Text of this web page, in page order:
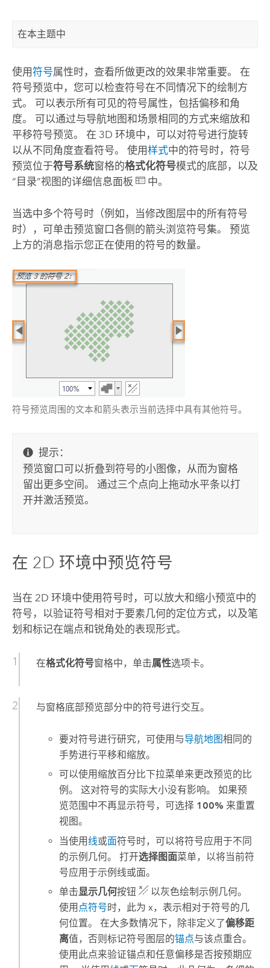
在本主题中
使用符号属性时，查看所做更改的效果非常重要。 在
符号预览中，您可以检查符号在不同情况下的绘制方
式。 可以表示所有可见的符号属性，包括偏移和角
度。 可以通过与导航地图和场景相同的方式来缩放和
平移符号预览。 在 3D 环境中，可以对符号进行旋转
以从不同角度查看符号。 使用样式中的符号时，符号
预览位于符号系统窗格的格式化符号模式的底部，以及
“目录”视图的详细信息面板
中。
当选中多个符号时（例如，当修改图层中的所有符号
时），可单击预览窗口各侧的箭头浏览符号集。 预览
上方的消息指示您正在使用的符号的数量。
符号预览周围的文本和箭头表示当前选择中具有其他符号。
提示：
预览窗口可以折叠到符号的小图像，从而为窗格
留出更多空间。 通过三个点向上拖动水平条以打
开并激活预览。
在 2D 环境中预览符号
当在 2D 环境中使用符号时，可以放大和缩小预览中的
符号，以验证符号相对于要素几何的定位方式，以及笔
划和标记在端点和锐角处的表现形式。
在格式化符号窗格中，单击属性选项卡。
与窗格底部预览部分中的符号进行交互。
要对符号进行研究，可使用与导航地图相同的
手势进行平移和缩放。
可以使用缩放百分比下拉菜单来更改预览的比
例。 这对符号的实际大小没有影响。 如果预
览范围中不再显示符号，可选择 100% 来重置
视图。
当使用线或面符号时，可以将符号应用于不同
的示例几何。 打开选择图面菜单，以将当前符
号应用于示例线或面。
单击显示几何按钮
以灰色绘制示例几何。
使用 点符号时，此为 x，表示相对于符号的几
何位置。 在大多数情况下，除非定义了偏移距
离值，否则标记符号图层的锚点与该点重合。
使用此点来验证锚点和任意偏移是否按预期应